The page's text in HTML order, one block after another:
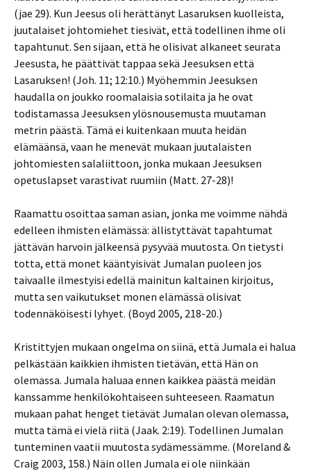
(jae 29). Kun Jeesus oli herättänyt Lasaruksen kuolleista,
juutalaiset johtomiehet tiesivät, että todellinen ihme oli
tapahtunut. Sen sijaan, että he olisivat alkaneet seurata
Jeesusta, he päättivät tappaa sekä Jeesuksen että
Lasaruksen! (Joh. 11; 12:10.) Myöhemmin Jeesuksen
haudalla on joukko roomalaisia sotilaita ja he ovat
todistamassa Jeesuksen ylösnousemusta muutaman
metrin päästä. Tämä ei kuitenkaan muuta heidän
elämäänsä, vaan he menevät mukaan juutalaisten
johtomiesten salaliittoon, jonka mukaan Jeesuksen
opetuslapset varastivat ruumiin (Matt. 27-28)!
Raamattu osoittaa saman asian, jonka me voimme nähdä
edelleen ihmisten elämässä: ällistyttävät tapahtumat
jättävän harvoin jälkeensä pysyvää muutosta. On tietysti
totta, että monet kääntyisivät Jumalan puoleen jos
taivaalle ilmestyisi edellä mainitun kaltainen kirjoitus,
mutta sen vaikutukset monen elämässä olisivat
todennäköisesti lyhyet. (Boyd 2005, 218-20.)
Kristittyjen mukaan ongelma on siinä, että Jumala ei halua
pelkästään kaikkien ihmisten tietävän, että Hän on
olemassa. Jumala haluaa ennen kaikkea päästä meidän
kanssamme henkilökohtaiseen suhteeseen. Raamatun
mukaan pahat henget tietävät Jumalan olevan olemassa,
mutta tämä ei vielä riitä (Jaak. 2:19). Todellinen Jumalan
tunteminen vaatii muutosta sydämessämme. (Moreland &
Craig 2003, 158.) Näin ollen Jumala ei ole niinkään